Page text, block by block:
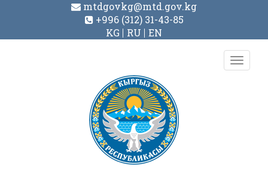
mtdgovkg@mtd.gov.kg
+996 (312) 31-43-85
KG
RU EN
Toggle